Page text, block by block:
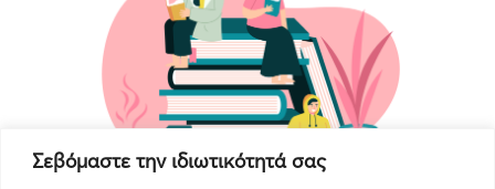
Σεβόμαστε την ιδιωτικότητά σας